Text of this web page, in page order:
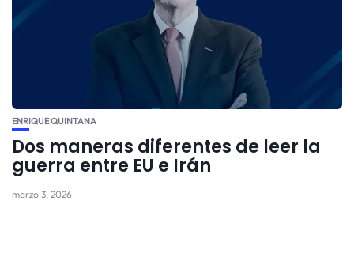
ENRIQUE QUINTANA
Dos maneras diferentes de leer la
guerra entre EU e Irán
marzo 3, 2026